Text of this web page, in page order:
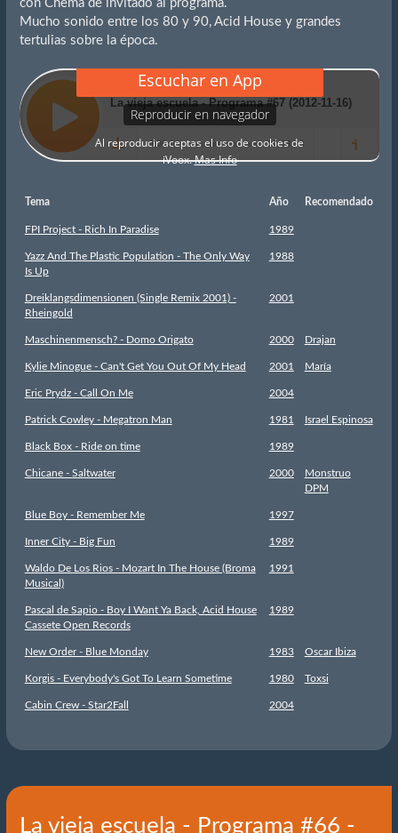
con Chema de invitado al programa.
Mucho sonido entre los 80 y 90, Acid House y grandes
tertulias sobre la época.
Tema Año Recomendado
FPI Project - Rich In Paradise 1989
Yazz And The Plastic Population - The Only Way
Is Up
1988
Dreiklangsdimensionen (Single Remix 2001) -
Rheingold
2001
Maschinenmensch? - Domo Origato 2000 Drajan
Kylie Minogue - Can't Get You Out Of My Head 2001 María
Eric Prydz - Call On Me 2004
Patrick Cowley - Megatron Man 1981 Israel Espinosa
Black Box - Ride on time 1989
Chicane - Saltwater 2000
Monstruo
DPM
Blue Boy - Remember Me 1997
Inner City - Big Fun 1989
Waldo De Los Rios - Mozart In The House (Broma
Musical)
1991
Pascal de Sapio - Boy I Want Ya Back, Acid House
Cassete Open Records
1989
New Order - Blue Monday 1983 Oscar Ibiza
Korgis - Everybody's Got To Learn Sometime 1980 Toxsi
Cabin Crew - Star2Fall 2004
La vieja escuela - Programa #66 -